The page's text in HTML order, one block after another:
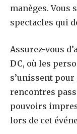
manèges. Vous
spectacles qui
Assurez-vous
DC, où les
s’unissent
rencontres
pouvoirs
lors de cet